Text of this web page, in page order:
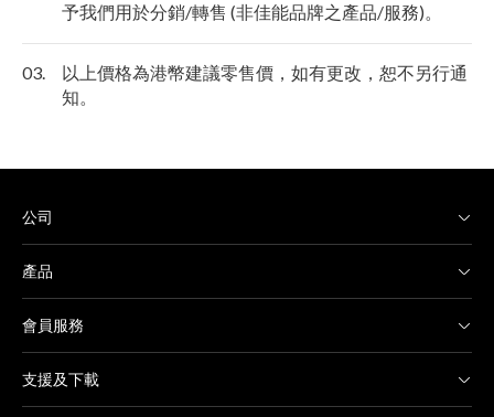
予我們用於分銷/轉售 (非佳能品牌之產品/服務)。
03.
以上價格為港幣建議零售價，如有更改，恕不另行通
知。
公司
產品
會員服務
支援及下載